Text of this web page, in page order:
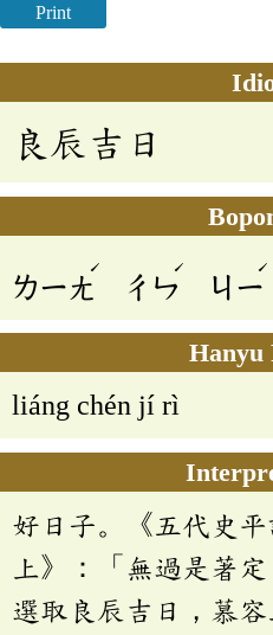
Print
良辰吉日
ㄌㄧㄤ
ˊ
ㄔㄣ
ˊ
ㄐㄧ
ˊ
Hanyu
liáng chén jí rì
好日子。《五代史
上》：「無過是著
選取良辰吉日，慕